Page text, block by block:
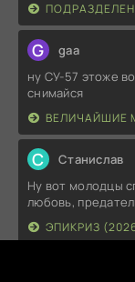
G gaa
ну СУ-57 этоже
снимайся
ВЕЛИЧАЙШИЕ
С Станислав
Ну вот молодцы
любовь,
ЭПИКРИЗ